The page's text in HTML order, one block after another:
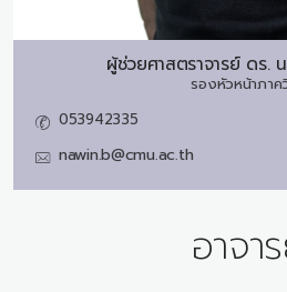
ผู้ช่วยศาสตราจารย์ ดร.
รองหัวหน้าภาค
053942335
nawin.b@cmu.ac.th
อาจา